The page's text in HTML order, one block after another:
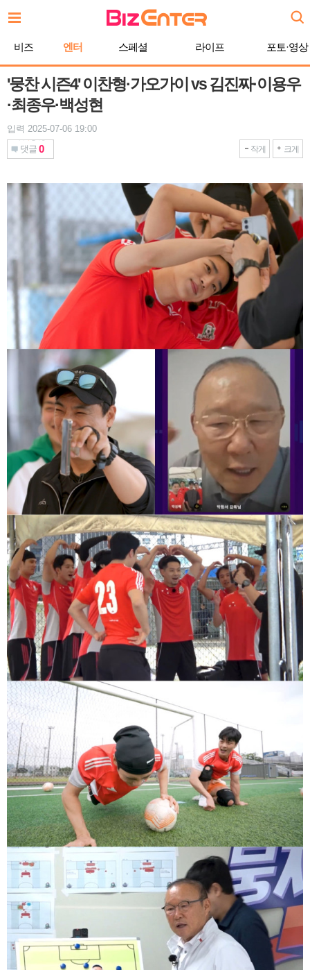
문
비즈 엔터 스페셜 라이프 포토·영상
'뭉찬 시즌4' 이찬형·가오가이 vs 김진짜·이용우
·최종우·백성현
입력 2025-07-06 19:00
댓글 0 작게 크게